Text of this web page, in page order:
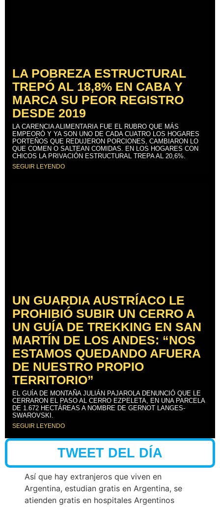
LA POBREZA ESTRUCTURAL
TREPÓ AL 18,8% EN CABA Y
MARCA SU PEOR REGISTRO
DESDE 2019
LA CARENCIA ALIMENTARIA FUE EL RUBRO QUE MÁS
EMPEORÓ Y YA SON UNO DE CADA CUATRO LOS HOGARES
PORTEÑOS QUE REDUJERON PORCIONES, CAMBIARON LO
QUE COMEN O SALTEAN COMIDAS. EN LOS HOGARES CON
CHICOS LA PRIVACIÓN ESTRUCTURAL TREPA AL 20,6%.
SEGUIR LEYENDO
UN GUARDIA AUSTRÍACO LE
PROHIBIÓ SUBIR UN CERRO A
UN GUÍA DE TREKKING EN SAN
MARTÍN DE LOS ANDES: “NOS
ESTAMOS QUEDANDO AFUERA
DE NUESTRO PROPIO
TERRITORIO”
EL GUÍA DE MONTAÑA JULIÁN PAJAROLA DENUNCIÓ QUE LE
CERRARON EL PASO AL CERRO EZPELETA, EN UNA PARCELA
DE 1.672 HECTÁREAS A NOMBRE DE GERNOT LANGES-
SWAROVSKI.
SEGUIR LEYENDO
TWEET DEL DÍA
Así que hay extranjeros que viven en
Argentina, estudian gratis en Argentina, se
atienden gratis en hospitales Argentinos